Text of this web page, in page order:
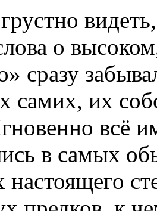
о
сразу
самих, их
всё
в самых
настоящего